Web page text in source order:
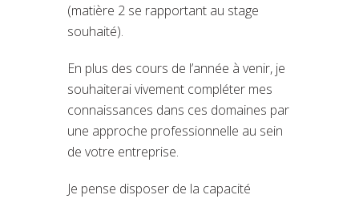
(matière 2 se rapportant au stage
souhaité).
En plus des cours de l’année à venir, je
souhaiterai vivement compléter mes
connaissances dans ces domaines par
une approche professionnelle au sein
de votre entreprise.
Je pense disposer de la capacité